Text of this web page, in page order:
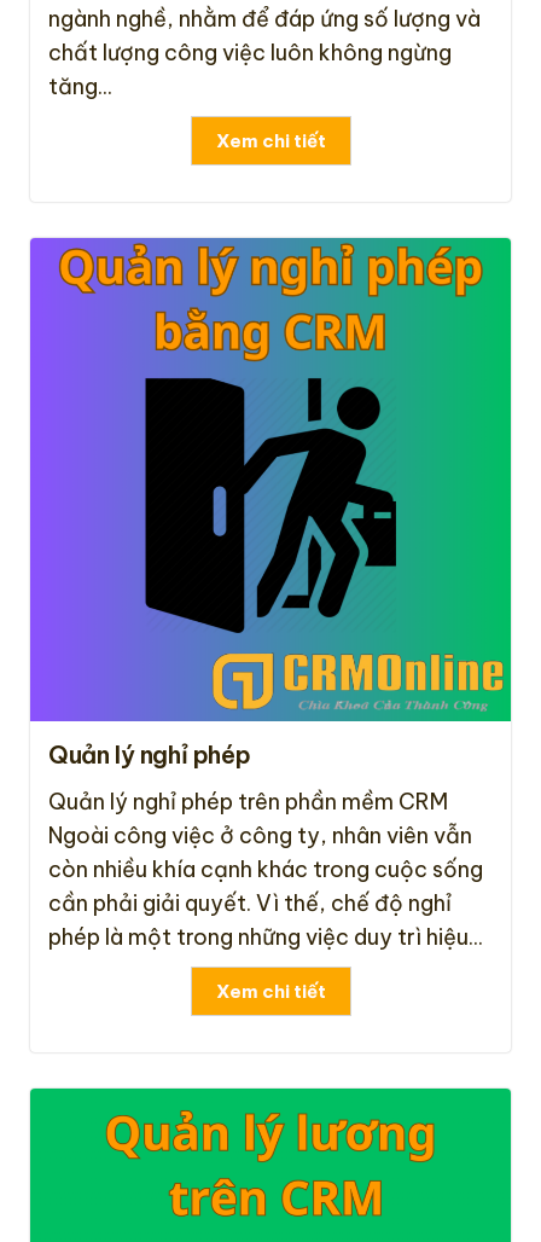
ngành nghề, nhằm để đáp ứng số lượng và
chất lượng công việc luôn không ngừng
tăng...
Xem chi tiết
Quản lý nghỉ phép
Quản lý nghỉ phép trên phần mềm CRM
Ngoài công việc ở công ty, nhân viên vẫn
còn nhiều khía cạnh khác trong cuộc sống
cần phải giải quyết. Vì thế, chế độ nghỉ
phép là một trong những việc duy trì hiệu...
Xem chi tiết